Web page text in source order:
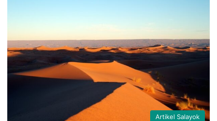
Artikel Salayok